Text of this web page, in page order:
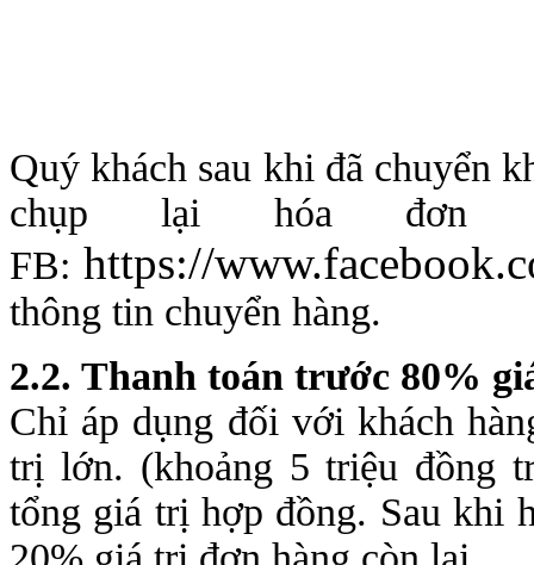
Quý khách sau khi đã chuyển
chụp lại hóa đơn
FB: https://
thông tin chuyển hàng.
2.2. Thanh toán trước 80%
Chỉ áp dụng đối với khách
trị lớn. (khoảng 5 triệu đồng
tổng giá trị hợp đồng. Sau khi